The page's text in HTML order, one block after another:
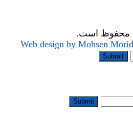
محفوظ است.
Web design by Mohsen
Submit
Submit